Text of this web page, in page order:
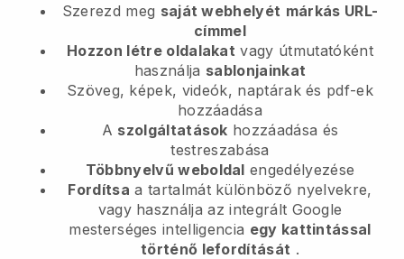
Szerezd meg saját webhelyét márkás URL-
címmel
Hozzon létre oldalakat vagy útmutatóként
használja sablonjainkat
Szöveg, képek, videók, naptárak és pdf-ek
hozzáadása
A szolgáltatások hozzáadása és
testreszabása
Többnyelvű weboldal engedélyezése
Fordítsa a tartalmát különböző nyelvekre,
vagy használja az integrált Google
mesterséges intelligencia egy kattintással
történő lefordítását .